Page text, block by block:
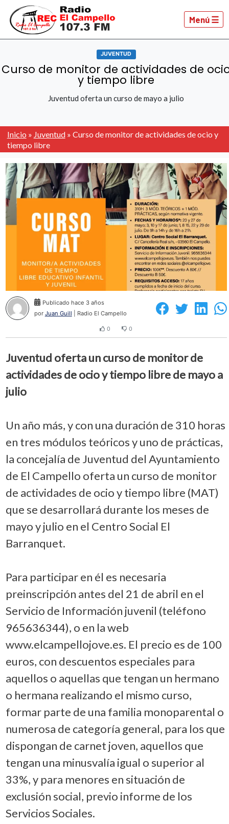
Menú ☰
JUVENTUD
Curso de monitor de actividades de
y tiempo libre
Juventud oferta un curso de mayo a julio
Inicio » Juventud» Curso de monitor de actividades de ocio y
tiempo libre
Publicado hace 3 años
por Juan Guill | Radio El Campello
0 0
Juventud oferta un curso de monitor de
actividades de ocio y tiempo libre de mayo a
julio
Un año más, y con una duración de 310 horas
en tres módulos teóricos y uno de prácticas,
la concejalía de Juventud del Ayuntamiento
de El Campello oferta un curso de monitor
de actividades de ocio y tiempo libre (MAT)
que se desarrollará durante los meses de
mayo y julio en el Centro Social El
Barranquet.
Para participar en él es necesaria
preinscripción antes del 21 de abril en el
Servicio de Información juvenil (teléfono
965636344), o en la web
www.elcampellojove.es. El precio es de 100
euros, con descuentos especiales para
aquellos o aquellas que tengan un hermano
o hermana realizando el mismo curso,
formar parte de una familia monoparental o
numerosa de categoría general, para los que
dispongan de carnet joven, aquellos que
tengan una minusvalía igual o superior al
33%, y para menores en situación de
exclusión social, previo informe de los
Servicios Sociales.